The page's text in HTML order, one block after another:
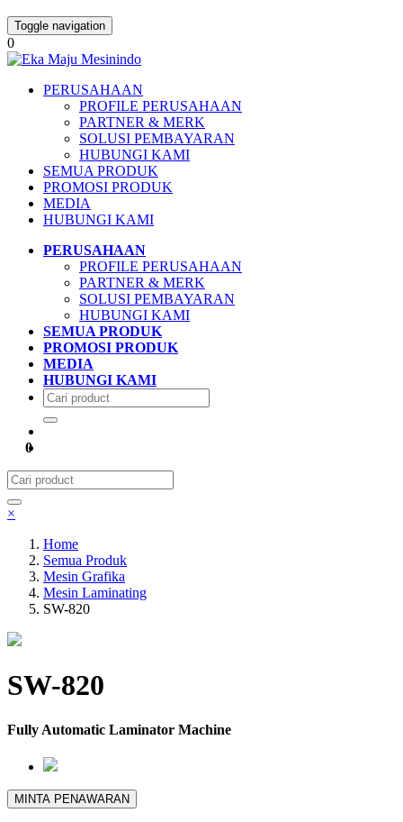
Toggle navigation
0
PERUSAHAAN
PROFILE PERUSAHAAN
PARTNER & MERK
SOLUSI PEMBAYARAN
HUBUNGI KAMI
SEMUA PRODUK
PROMOSI PRODUK
MEDIA
HUBUNGI KAMI
PERUSAHAAN
PROFILE PERUSAHAAN
PARTNER & MERK
SOLUSI PEMBAYARAN
HUBUNGI KAMI
SEMUA PRODUK
PROMOSI PRODUK
MEDIA
HUBUNGI KAMI
0
×
Home
Semua Produk
Mesin Grafika
Mesin Laminating
SW-820
SW-820
Fully Automatic Laminator Machine
MINTA PENAWARAN